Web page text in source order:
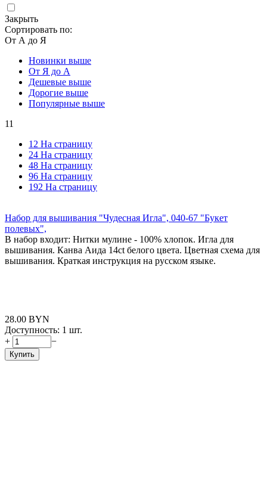
Закрыть
Сортировать по:
От А до Я
Новинки выше
От Я до А
Дешевые выше
Дорогие выше
Популярные выше
11
12 На страницу
24 На страницу
48 На страницу
96 На страницу
192 На страницу
Набор для вышивания "Чудесная Игла", 040-67 "Букет
полевых",
В набор входит: Нитки мулине - 100% хлопок. Игла для
вышивания. Канва Аида 14ct белого цвета. Цветная схема для
вышивания. Краткая инструкция на русском языке.
28.00 BYN
Доступность: 1 шт.
+
−
Купить